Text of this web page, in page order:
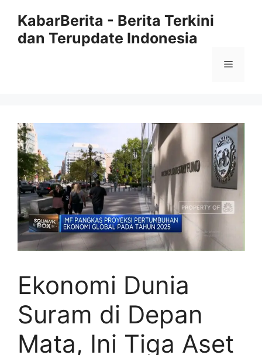
KabarBerita - Berita Terkini
dan Terupdate Indonesia
Menu
Ekonomi Dunia
Suram di Depan
Mata, Ini Tiga Aset